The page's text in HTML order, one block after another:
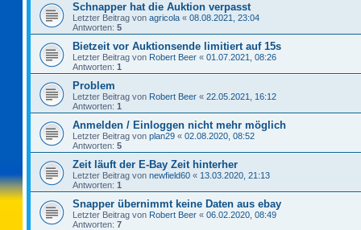
Schnapper hat die Auktion verpasst
Letzter Beitrag von agricola « 08.08.2021, 23:04
Antworten: 5
Bietzeit vor Auktionsende limitiert auf 15s
Letzter Beitrag von Robert Beer « 01.07.2021, 08:26
Antworten: 1
Problem
Letzter Beitrag von Robert Beer « 22.05.2021, 16:12
Antworten: 1
Anmelden / Einloggen nicht mehr möglich
Letzter Beitrag von plan29 « 02.08.2020, 08:52
Antworten: 5
Zeit läuft der E-Bay Zeit hinterher
Letzter Beitrag von newfield60 « 13.03.2020, 21:13
Antworten: 1
Snapper übernimmt keine Daten aus ebay
Letzter Beitrag von Robert Beer « 06.02.2020, 08:49
Antworten: 7